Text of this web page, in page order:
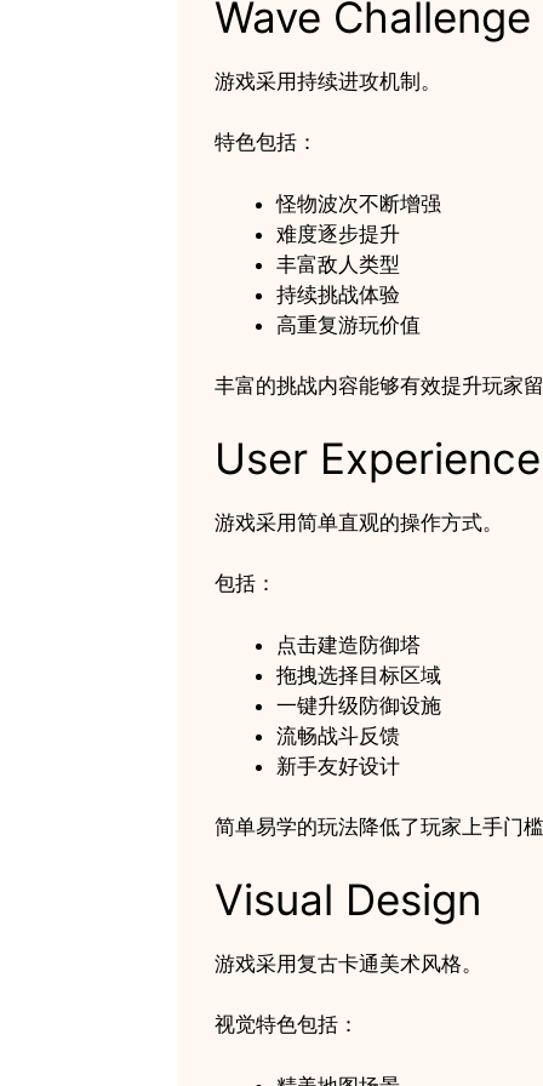
Wave Challenge
游戏采用持续进攻机制。
特色包括：
怪物波次不断增强
难度逐步提升
丰富敌人类型
持续挑战体验
高重复游玩价值
丰富的挑战内容能够有效提升玩家
User Experience
游戏采用简单直观的操作方式。
包括：
点击建造防御塔
拖拽选择目标区域
一键升级防御设施
流畅战斗反馈
新手友好设计
简单易学的玩法降低了玩家上手门
Visual Design
游戏采用复古卡通美术风格。
视觉特色包括：